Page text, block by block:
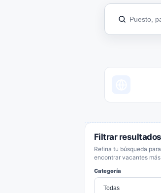
Filtrar resultados
Refina tu búsqueda para
encontrar vacantes
Categoría